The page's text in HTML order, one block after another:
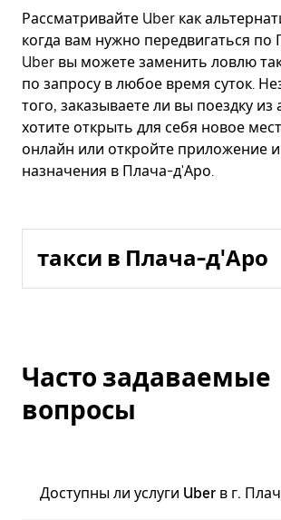
Рассматривайте Uber как
когда вам нужно передвигаться по
Uber вы можете заменить ловлю
по запросу в любое время суток.
того, заказываете ли вы поездку из
хотите открыть для себя новое
онлайн или откройте приложение и
назначения в Плача-д'Аро.
такси в Плача-д'Аро
Часто задаваемые
вопросы
Доступны ли услуги Uber в г.